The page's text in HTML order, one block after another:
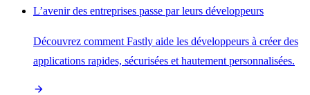
L’avenir des entreprises passe par leurs développeurs
Découvrez comment Fastly aide les développeurs à créer des
applications rapides, sécurisées et hautement personnalisées.